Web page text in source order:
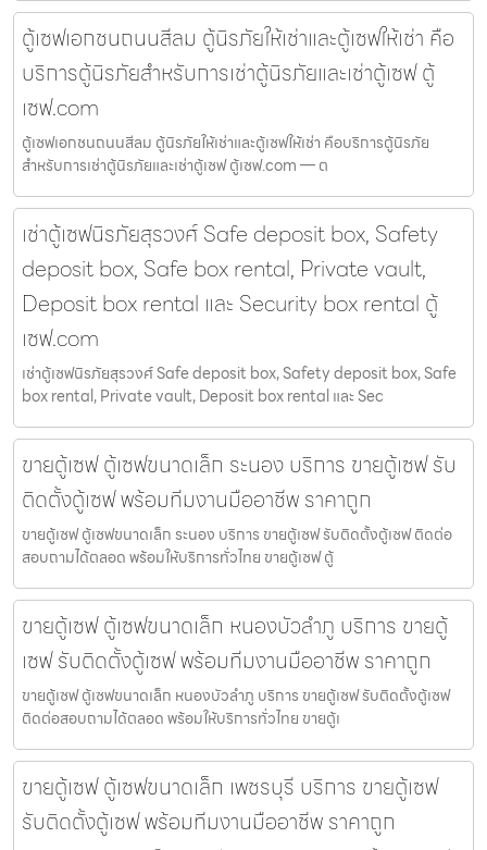
ตู้เซฟเอกชนถนนสีลม ตู้นิรภัยให้เช่าและตู้เซฟให้เช่า คือ
บริการตู้นิรภัยสำหรับการเช่าตู้นิรภัยและเช่าตู้เซฟ ตู้
เซฟ.com
ตู้เซฟเอกชนถนนสีลม ตู้นิรภัยให้เช่าและตู้เซฟให้เช่า คือบริการตู้นิรภัย
สำหรับการเช่าตู้นิรภัยและเช่าตู้เซฟ ตู้เซฟ.com — ต
เช่าตู้เซฟนิรภัยสุรวงศ์ Safe deposit box, Safety
deposit box, Safe box rental, Private vault,
Deposit box rental และ Security box rental ตู้
เซฟ.com
เช่าตู้เซฟนิรภัยสุรวงศ์ Safe deposit box, Safety deposit box, Safe
box rental, Private vault, Deposit box rental และ Sec
ขายตู้เซฟ ตู้เซฟขนาดเล็ก ระนอง บริการ ขายตู้เซฟ รับ
ติดตั้งตู้เซฟ พร้อมทีมงานมืออาชีพ ราคาถูก
ขายตู้เซฟ ตู้เซฟขนาดเล็ก ระนอง บริการ ขายตู้เซฟ รับติดตั้งตู้เซฟ ติดต่อ
สอบถามได้ตลอด พร้อมให้บริการทั่วไทย ขายตู้เซฟ ตู้
ขายตู้เซฟ ตู้เซฟขนาดเล็ก หนองบัวลำภู บริการ ขายตู้
เซฟ รับติดตั้งตู้เซฟ พร้อมทีมงานมืออาชีพ ราคาถูก
ขายตู้เซฟ ตู้เซฟขนาดเล็ก หนองบัวลำภู บริการ ขายตู้เซฟ รับติดตั้งตู้เซฟ
ติดต่อสอบถามได้ตลอด พร้อมให้บริการทั่วไทย ขายตู้เ
ขายตู้เซฟ ตู้เซฟขนาดเล็ก เพชรบุรี บริการ ขายตู้เซฟ
รับติดตั้งตู้เซฟ พร้อมทีมงานมืออาชีพ ราคาถูก